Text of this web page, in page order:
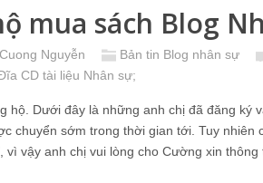
mua sách Blog
Nguyễn Bản tin Blog nhân sự
CD tài liệu Nhân sự;
hộ. Dưới đây là những anh chị đã đăng ký
chuyển sớm trong thời gian tới. Tuy nhiên
vậy anh chị vui lòng cho Cường xin thông